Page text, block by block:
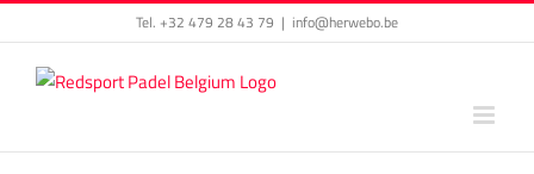
to
content
Tel. +32 479 28 43 79 | info@herwebo.be